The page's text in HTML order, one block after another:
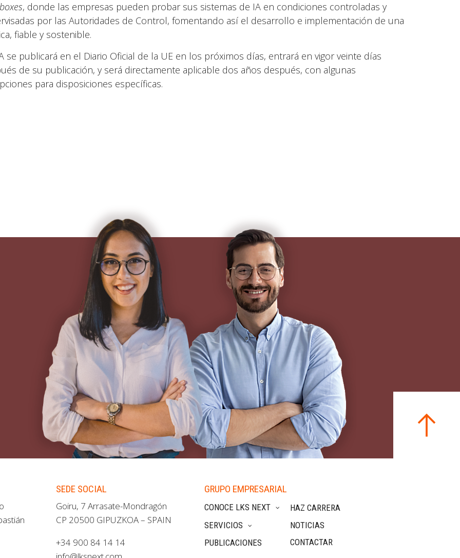
, donde las empresas pueden probar sus sistemas de IA en condiciones controladas y
por las Autoridades de Control, fomentando así el desarrollo e implementación de una
fiable y sostenible.
se publicará en el Diario Oficial de la UE en los próximos días, entrará en vigor veinte días
de su publicación, y será directamente aplicable dos años después, con algunas
para disposiciones específicas.
SEDE SOCIAL
Goiru, 7 Arrasate-Mondragón
CP 20500 GIPUZKOA – SPAIN
+34 900 84 14 14
GRUPO EMPRESARIAL
CONOCE LKS NEXT
SERVICIOS
PUBLICACIONES
HAZ CARRERA
NOTICIAS
CONTACTAR